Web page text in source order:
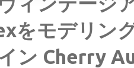
をモデリン
ン Cherry